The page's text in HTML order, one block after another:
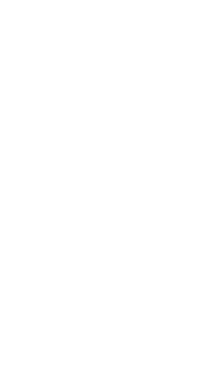
AREA